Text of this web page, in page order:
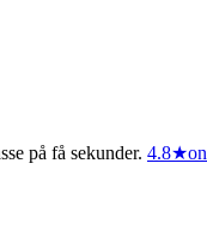
på få sekunder. 4.8★